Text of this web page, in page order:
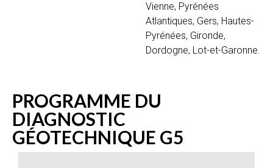
Vienne, Pyrénées
Atlantiques, Gers, Hautes-
Pyrénées, Gironde,
Dordogne, Lot-et-Garonne.
PROGRAMME DU
DIAGNOSTIC
GÉOTECHNIQUE G5